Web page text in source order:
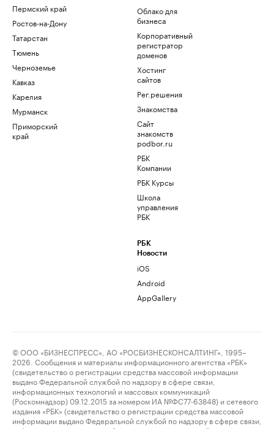
Пермский край
Ростов-на-Дону
Татарстан
Тюмень
Черноземье
Кавказ
Карелия
Мурманск
Приморский
край
Облако для
бизнеса
Корпоративный
регистратор
доменов
Хостинг
сайтов
Рег.решения
Знакомства
Сайт
знакомств
podbor.ru
РБК
Компании
РБК Курсы
Школа
управления
РБК
РБК
Новости
iOS
Android
AppGallery
© ООО «БИЗНЕСПРЕСС», АО «РОСБИЗНЕСКОНСАЛТИНГ», 1995–
2026. Сообщения и материалы информационного агентства «РБК»
(свидетельство о регистрации средства массовой информации
выдано Федеральной службой по надзору в сфере связи,
информационных технологий и массовых коммуникаций
(Роскомнадзор) 09.12.2015 за номером ИА №ФС77-63848) и сетевого
издания «РБК» (свидетельство о регистрации средства массовой
информации выдано Федеральной службой по надзору в сфере связи,